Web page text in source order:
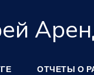
ОТЧЕТЫ О